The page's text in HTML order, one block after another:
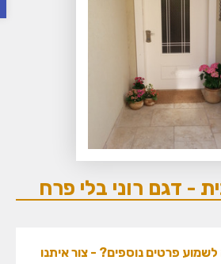
דגם רוני בלי פרח
פרטים נוספים? - צור איתנו